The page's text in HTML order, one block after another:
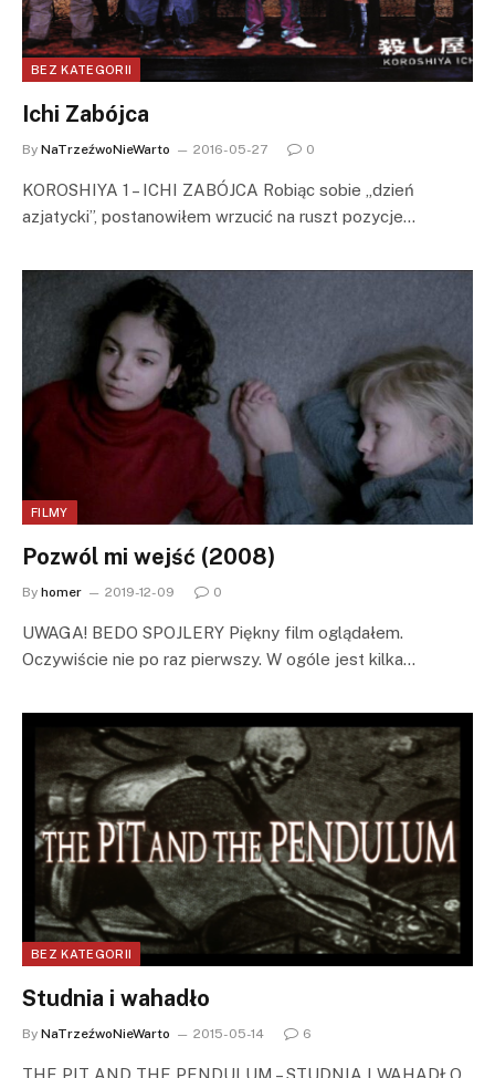
BEZ KATEGORII
Ichi Zabójca
By NaTrzeźwoNieWarto 2016-05-27 0
KOROSHIYA 1 – ICHI ZABÓJCA Robiąc sobie „dzień
azjatycki”, postanowiłem wrzucić na ruszt pozycje…
FILMY
Pozwól mi wejść (2008)
By homer 2019-12-09 0
UWAGA! BEDO SPOJLERY Piękny film oglądałem.
Oczywiście nie po raz pierwszy. W ogóle jest kilka…
BEZ KATEGORII
Studnia i wahadło
By NaTrzeźwoNieWarto 2015-05-14 6